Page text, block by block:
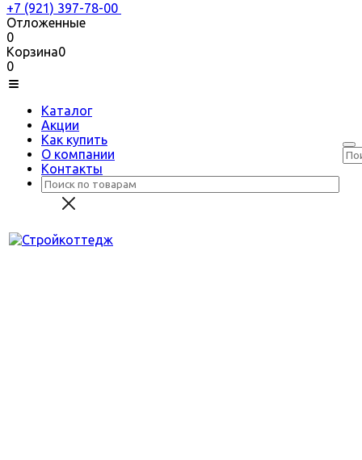
+7 (921) 397-78-00
Отложенные
0
Корзина0
0
Каталог
Акции
Как купить
О компании
Контакты